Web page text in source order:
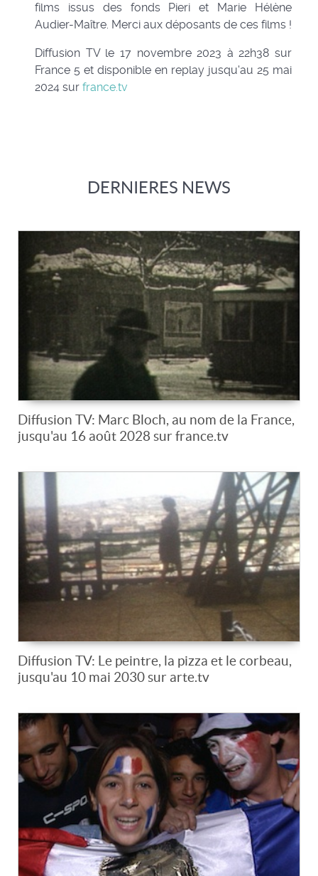
films issus des fonds Pieri et Marie Hélène
Audier-Maître. Merci aux déposants de ces films !
Diffusion TV le 17 novembre 2023 à 22h38 sur
France 5 et disponible en replay jusqu'au 25 mai
2024 sur france.tv
DERNIERES NEWS
Diffusion TV: Marc Bloch, au nom de la France,
jusqu'au 16 août 2028 sur france.tv
Diffusion TV: Le peintre, la pizza et le corbeau,
jusqu'au 10 mai 2030 sur arte.tv